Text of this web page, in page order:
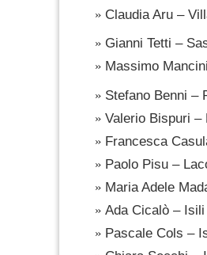
Claudia Aru –
Gianni Tetti –
Massimo
Stefano Benni –
Valerio Bispuri –
Francesca
Paolo Pisu –
Maria Adele
Ada Cicalò – Isili
Pascale Cols –